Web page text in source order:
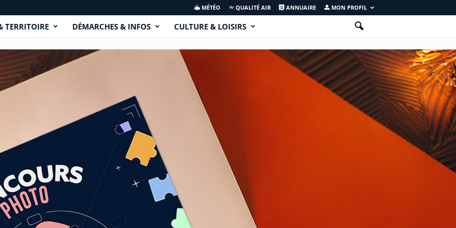
MÉTÉO QUALITÉ AIR ANNUAIRE MON PROFIL
TERRITOIRE DÉMARCHES & INFOS CULTURE & LOISIRS